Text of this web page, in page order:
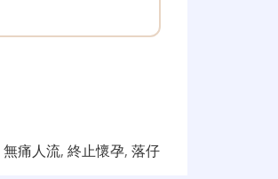
無痛人流, 終止懷孕, 落仔